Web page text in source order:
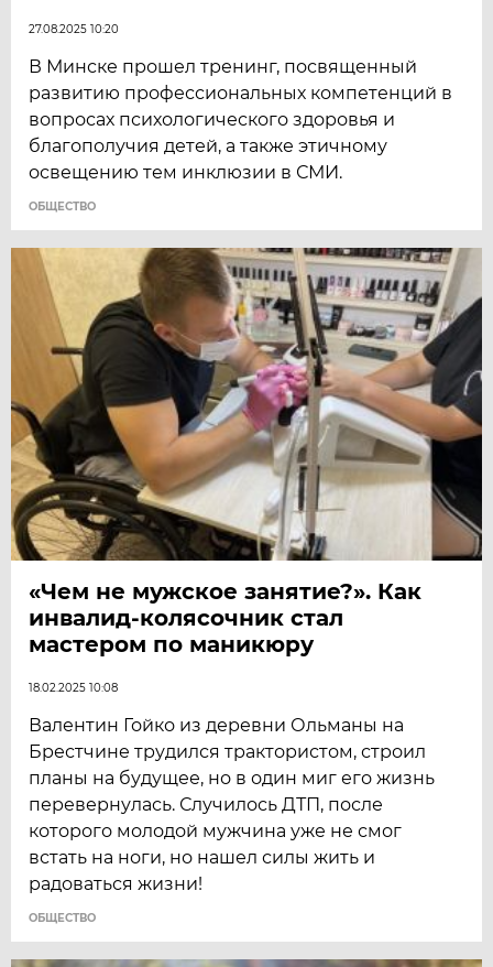
27.08.2025 10:20
В Минске прошел тренинг, посвященный
развитию профессиональных компетенций в
вопросах психологического здоровья и
благополучия детей, а также этичному
освещению тем инклюзии в СМИ.
ОБЩЕСТВО
«Чем не мужское занятие?». Как
инвалид-колясочник стал
мастером по маникюру
18.02.2025 10:08
Валентин Гойко из деревни Ольманы на
Брестчине трудился трактористом, строил
планы на будущее, но в один миг его жизнь
перевернулась. Случилось ДТП, после
которого молодой мужчина уже не смог
встать на ноги, но нашел силы жить и
радоваться жизни!
ОБЩЕСТВО